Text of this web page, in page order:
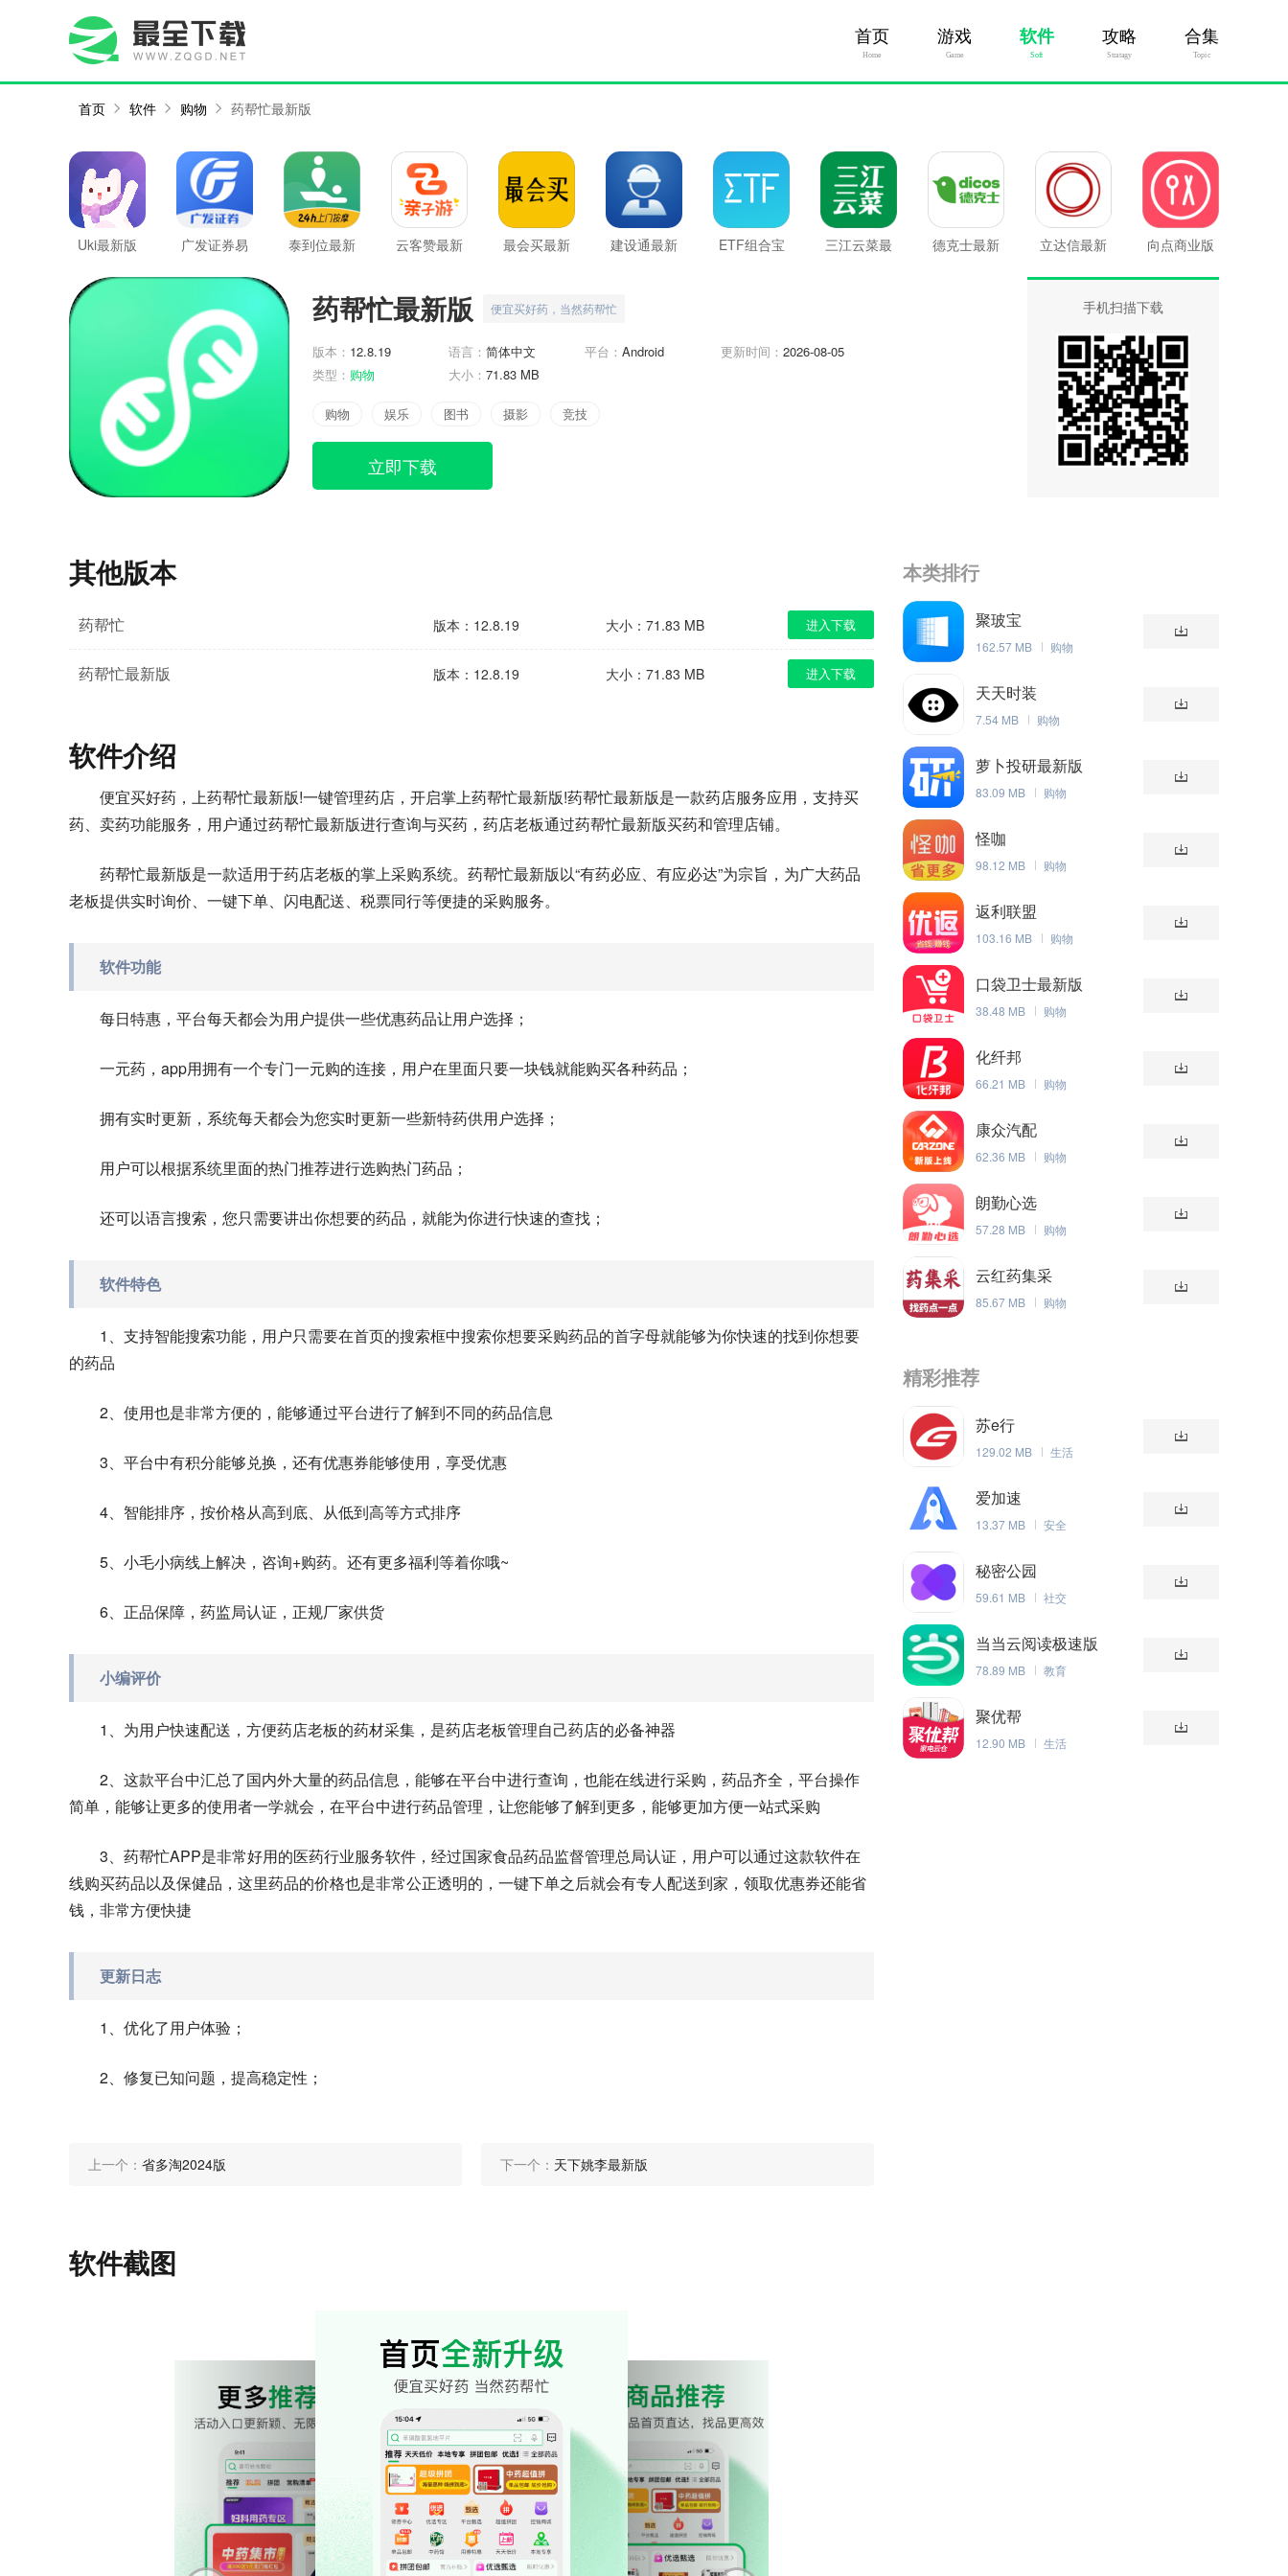
首页
Home
游戏
Game
软件
Soft
攻略
Stratagy
合集
Topic
首页 软件 购物 药帮忙最新版
Uki最新版
广发证券易
泰到位最新
云客赞最新
最会买最新
建设通最新
ETF组合宝
三江云菜最
德克士最新
立达信最新
向点商业版
手机扫描下载
药帮忙最新版 便宜买好药，当然药帮忙
版本： 12.8.19 语言： 简体中文 平台： Android 更新时间： 2026-08-05
类型： 购物 大小： 71.83 MB
购物 娱乐 图书 摄影 竞技
立即下载
其他版本
药帮忙 版本：12.8.19 大小：71.83 MB 进入下载
药帮忙最新版 版本：12.8.19 大小：71.83 MB 进入下载
软件介绍
便宜买好药，上药帮忙最新版!一键管理药店，开启掌上药帮忙最新版!药帮忙最新版是一款药店服务应用，支持买
药、卖药功能服务，用户通过药帮忙最新版进行查询与买药，药店老板通过药帮忙最新版买药和管理店铺。
药帮忙最新版是一款适用于药店老板的掌上采购系统。药帮忙最新版以“有药必应、有应必达”为宗旨，为广大药品
老板提供实时询价、一键下单、闪电配送、税票同行等便捷的采购服务。
软件功能
每日特惠，平台每天都会为用户提供一些优惠药品让用户选择；
一元药，app用拥有一个专门一元购的连接，用户在里面只要一块钱就能购买各种药品；
拥有实时更新，系统每天都会为您实时更新一些新特药供用户选择；
用户可以根据系统里面的热门推荐进行选购热门药品；
还可以语言搜索，您只需要讲出你想要的药品，就能为你进行快速的查找；
软件特色
1、支持智能搜索功能，用户只需要在首页的搜索框中搜索你想要采购药品的首字母就能够为你快速的找到你想要
的药品
2、使用也是非常方便的，能够通过平台进行了解到不同的药品信息
3、平台中有积分能够兑换，还有优惠券能够使用，享受优惠
4、智能排序，按价格从高到底、从低到高等方式排序
5、小毛小病线上解决，咨询+购药。还有更多福利等着你哦~
6、正品保障，药监局认证，正规厂家供货
小编评价
1、为用户快速配送，方便药店老板的药材采集，是药店老板管理自己药店的必备神器
2、这款平台中汇总了国内外大量的药品信息，能够在平台中进行查询，也能在线进行采购，药品齐全，平台操作
简单，能够让更多的使用者一学就会，在平台中进行药品管理，让您能够了解到更多，能够更加方便一站式采购
3、药帮忙APP是非常好用的医药行业服务软件，经过国家食品药品监督管理总局认证，用户可以通过这款软件在
线购买药品以及保健品，这里药品的价格也是非常公正透明的，一键下单之后就会有专人配送到家，领取优惠券还能省
钱，非常方便快捷
更新日志
1、优化了用户体验；
2、修复已知问题，提高稳定性；
上一个： 省多淘2024版 下一个： 天下姚李最新版
软件截图
本类排行
聚玻宝
162.57 MB 购物
天天时装
7.54 MB 购物
萝卜投研最新版
83.09 MB 购物
怪咖
98.12 MB 购物
返利联盟
103.16 MB 购物
口袋卫士最新版
38.48 MB 购物
化纤邦
66.21 MB 购物
康众汽配
62.36 MB 购物
朗勤心选
57.28 MB 购物
云红药集采
85.67 MB 购物
精彩推荐
苏e行
129.02 MB 生活
爱加速
13.37 MB 安全
秘密公园
59.61 MB 社交
当当云阅读极速版
78.89 MB 教育
聚优帮
12.90 MB 生活